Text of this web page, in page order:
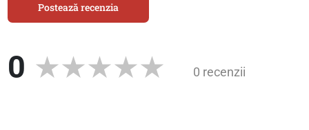
Postează recenzia
0 0 recenzii